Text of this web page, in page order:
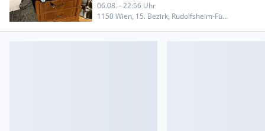
06.08. - 22:56 Uhr
1150 Wien, 15. Bezirk, Rudolfsheim-Fünfhaus